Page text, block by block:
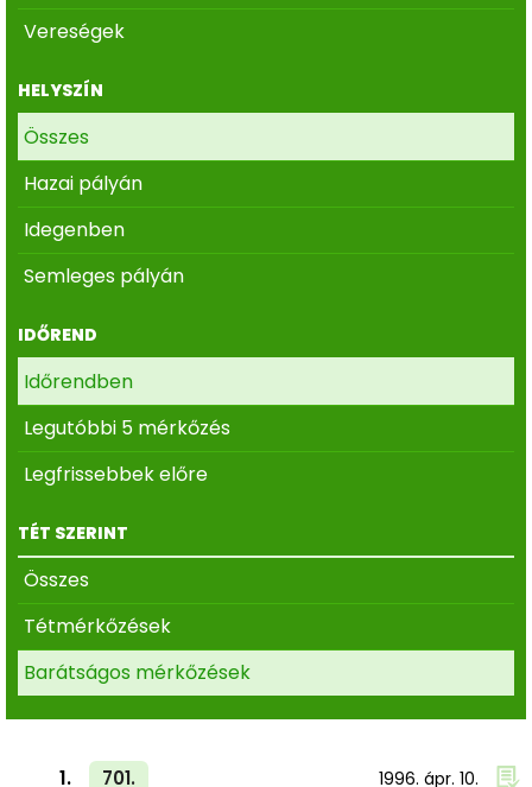
Vereségek
HELYSZÍN
Összes
Hazai pályán
Idegenben
Semleges pályán
IDŐREND
Időrendben
Legutóbbi 5 mérkőzés
Legfrissebbek előre
TÉT SZERINT
Összes
Tétmérkőzések
Barátságos mérkőzések
1. 701. 1996. ápr. 10.